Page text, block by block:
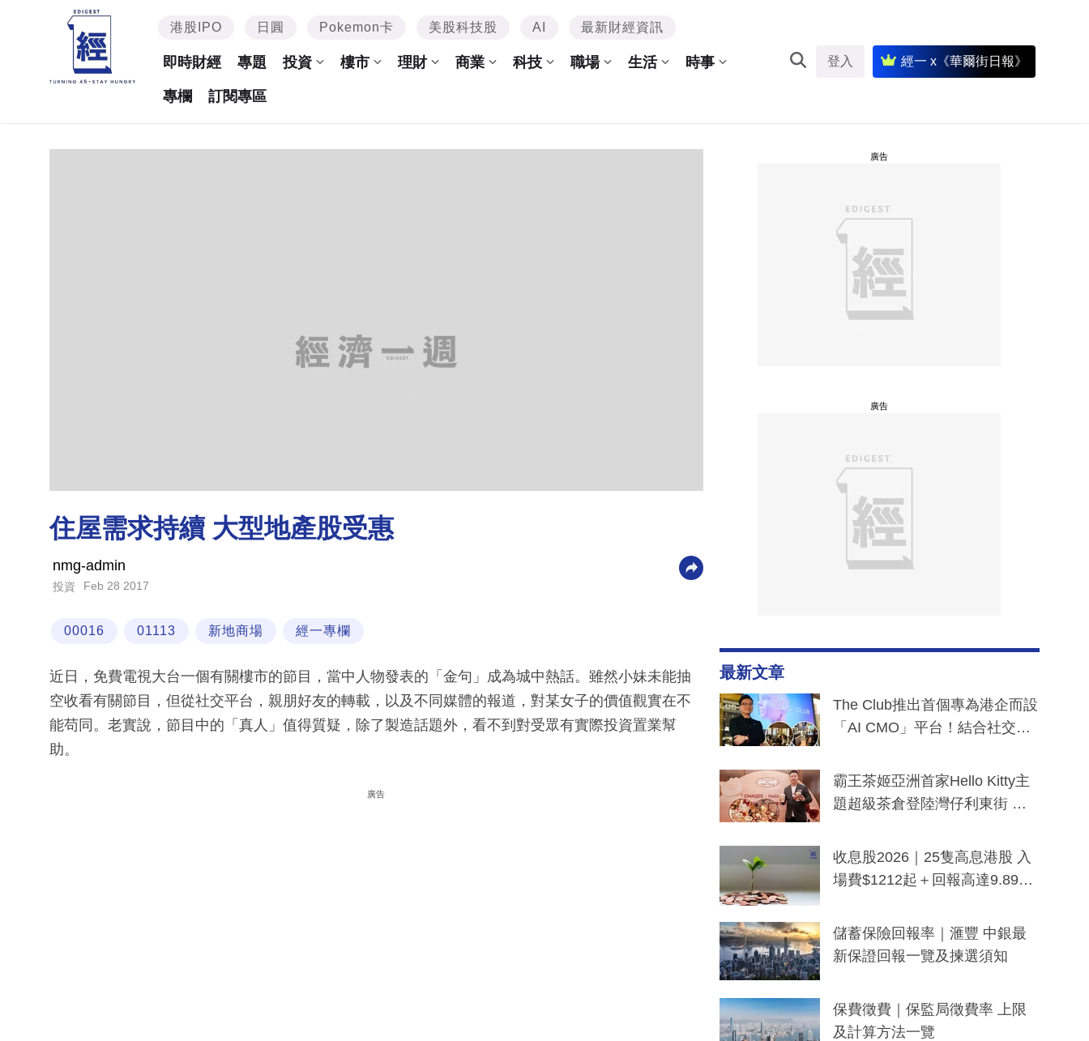
港股IPO 日圓 Pokemon卡 美股科技股 AI 最新財經資訊
即時財經 專題 投資 樓市 理財 商業 科技 職場 生活 時事
專欄 訂閱專區
登入 經一 x《華爾街日報》
住屋需求持續 大型地產股受惠
nmg-admin
投資 Feb 28 2017
00016 01113 新地商場 經一專欄
近日，免費電視大台一個有關樓市的節目，當中人物發表的「金句」成為城中熱話。雖然小妹未能抽
空收看有關節目，但從社交平台，親朋好友的轉載，以及不同媒體的報道，對某女子的價值觀實在不
能苟同。老實說，節目中的「真人」值得質疑，除了製造話題外，看不到對受眾有實際投資置業幫
助。
廣告
廣告
廣告
最新文章
The Club推出首個專為港企而設
「AI CMO」平台！結合社交聆
分鐘生成「貼地」宣傳短片
霸王茶姬亞洲首家Hello Kitty主
題超級茶倉登陸灣仔利東街 推
y及香港限定特調系列
收息股2026｜25隻高息港股 入
場費$1212起＋回報高達9.89
儲蓄保險回報率｜滙豐 中銀最
新保證回報一覽及揀選須知
保費徵費｜保監局徵費率 上限
及計算方法一覽